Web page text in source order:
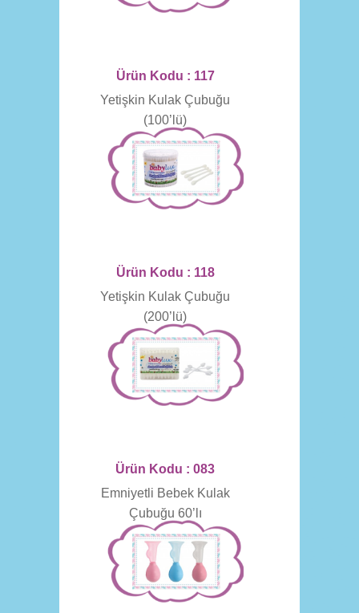
Ürün Kodu : 117
Yetişkin Kulak Çubuğu
(100’lü)
Ürün Kodu : 118
Yetişkin Kulak Çubuğu
(200’lü)
Ürün Kodu : 083
Emniyetli Bebek Kulak
Çubuğu 60’lı